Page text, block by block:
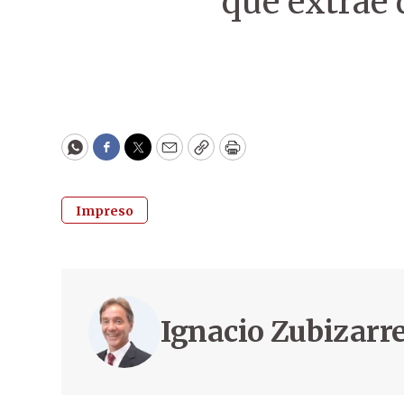
WhatsApp
Facebook
Twitter
EmailCopyPrint
Impreso
Ignacio